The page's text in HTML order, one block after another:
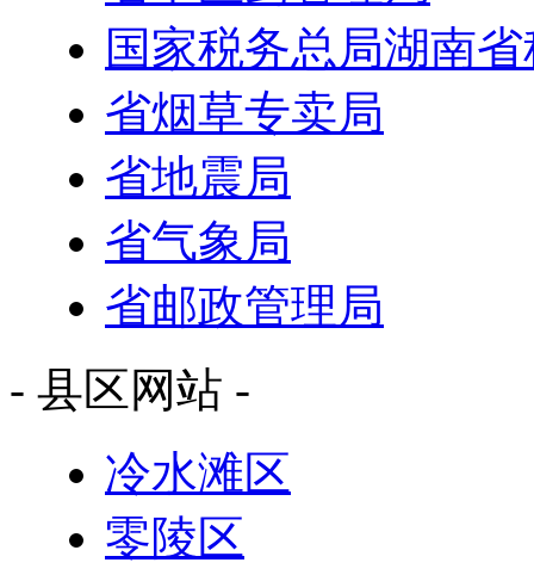
国家税务总局湖南
省烟草专卖局
省地震局
省气象局
省邮政管理局
- 县区网站 -
冷水滩区
零陵区